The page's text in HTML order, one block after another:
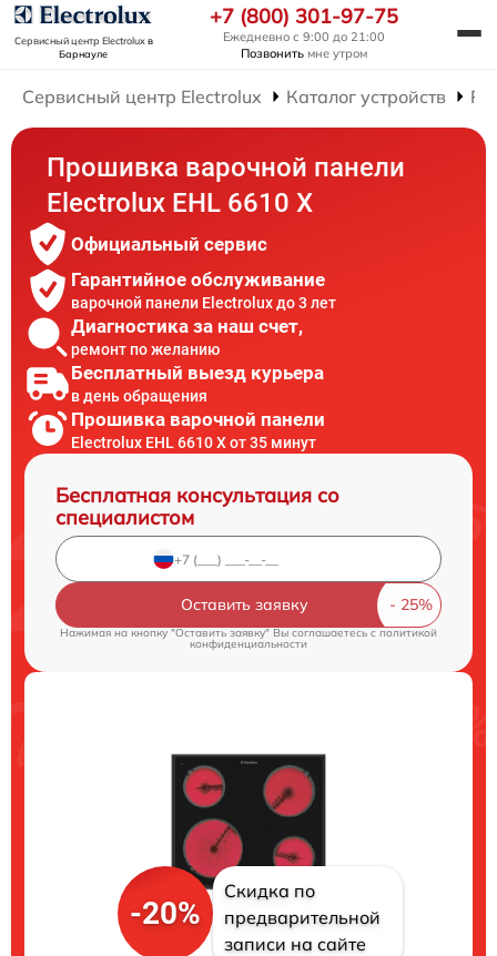
Сервисный центр Electroluxв
Барнауле
+7 (800) 301-97-75
Ежедневно с 9:00 до 21:00
Позвонить мне утром
Сервисный центр Electrolux Каталог устройств
Прошивка варочной панели
Electrolux EHL 6610 X
Официальный сервис
Гарантийное обслуживание
варочной панели Electrolux до 3 лет
Диагностика за наш счет,
ремонт по желанию
Бесплатный выезд курьера
в день обращения
Прошивка варочной панели
Electrolux EHL 6610 X от 35 минут
Бесплатная консультация со
специалистом
Оставить заявку
Нажимая на кнопку "Оставить заявку" Вы соглашаетесь cполитикой
конфиденциальности
-20%
Скидка по
предварительной
записи на сайте